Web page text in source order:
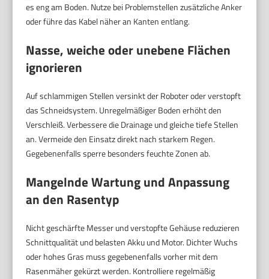
es eng am Boden. Nutze bei Problemstellen zusätzliche Anker
oder führe das Kabel näher an Kanten entlang.
Nasse, weiche oder unebene Flächen
ignorieren
Auf schlammigen Stellen versinkt der Roboter oder verstopft
das Schneidsystem. Unregelmäßiger Boden erhöht den
Verschleiß. Verbessere die Drainage und gleiche tiefe Stellen
an. Vermeide den Einsatz direkt nach starkem Regen.
Gegebenenfalls sperre besonders feuchte Zonen ab.
Mangelnde Wartung und Anpassung
an den Rasentyp
Nicht geschärfte Messer und verstopfte Gehäuse reduzieren
Schnittqualität und belasten Akku und Motor. Dichter Wuchs
oder hohes Gras muss gegebenenfalls vorher mit dem
Rasenmäher gekürzt werden. Kontrolliere regelmäßig